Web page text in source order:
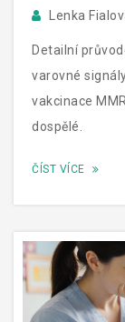
Lenka
Detailní
varovné
vakcinace
dospělé.
ČÍST VÍCE